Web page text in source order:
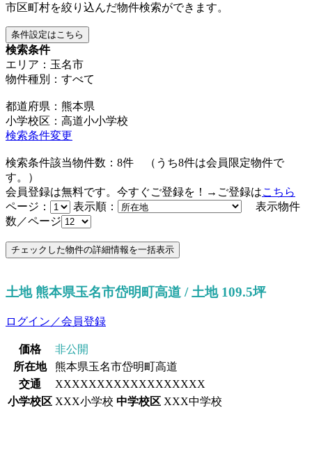
市区町村を絞り込んだ物件検索ができます。
条件設定はこちら
検索条件
エリア：玉名市
物件種別：すべて
都道府県：熊本県
小学校区：高道小小学校
検索条件変更
検索条件該当物件数： 8件 （うち8件は会員限定物件で
す。）
会員登録は無料です。今すぐご登録を！→ご登録はこちら
ページ：
表示順：
表示物件
数／ページ
土地 熊本県玉名市岱明町高道 / 土地 109.5坪
ログイン／会員登録
価格
非公開
所在地
熊本県玉名市岱明町高道
交通
XXXXXXXXXXXXXXXXXX
小学校区 XXX小学校 中学校区 XXX中学校